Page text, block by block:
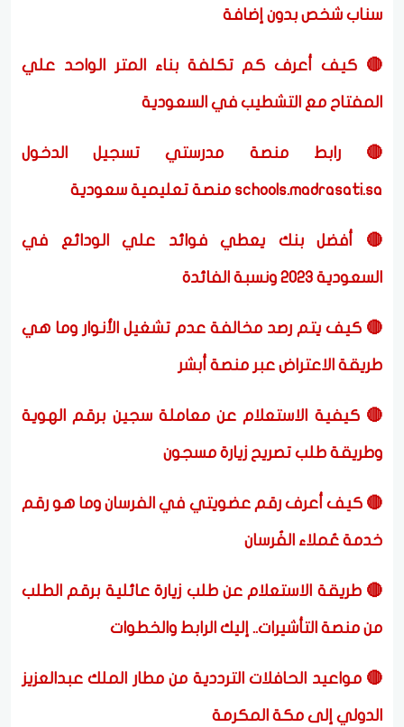
سناب شخص بدون إضافة
🔴 كيف أعرف كم تكلفة بناء المتر الواحد علي
المفتاح مع التشطيب في السعودية
🔴 رابط منصة مدرستي تسجيل الدخول
schools.madrasati.sa منصة تعليمية سعودية
🔴 أفضل بنك يعطي فوائد علي الودائع في
السعودية 2023 ونسبة الفائدة
🔴 كيف يتم رصد مخالفة عدم تشغيل الأنوار وما هي
طريقة الاعتراض عبر منصة أبشر
🔴 كيفية الاستعلام عن معاملة سجين برقم الهوية
وطريقة طلب تصريح زيارة مسجون
🔴 كيف أعرف رقم عضويتي في الفرسان وما هو رقم
خدمة عُملاء الفُرسان
🔴 طريقة الاستعلام عن طلب زيارة عائلية برقم الطلب
من منصة التأشيرات.. إليك الرابط والخطوات
🔴 مواعيد الحافلات الترددية من مطار الملك عبدالعزيز
الدولي إلى مكة المكرمة